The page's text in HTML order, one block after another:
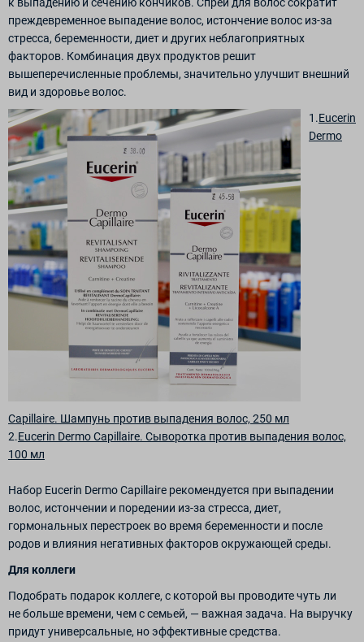
преждевременное выпадение волос, истончение волос из-за
стресса, беременности, диет и других неблагоприятных
факторов. Комбинация двух продуктов решит
вышеперечисленные проблемы, значительно улучшит внешний
вид и здоровье волос.
1.Eucerin
Dermo
Capillaire. Шампунь против выпадения волос, 250 мл
2.Eucerin Dermo Capillaire. Сыворотка против выпадения волос,
100 мл
Набор Eucerin Dermo Capillaire рекомендуется при выпадении
волос, истончении и поредении из-за стресса, диет,
гормональных перестроек во время беременности и после
родов и влияния негативных факторов окружающей среды.
Для коллеги
Подобрать подарок коллеге, с которой вы проводите чуть ли
не больше времени, чем с семьей, — важная задача. На выручку
придут универсальные, но эффективные средства.